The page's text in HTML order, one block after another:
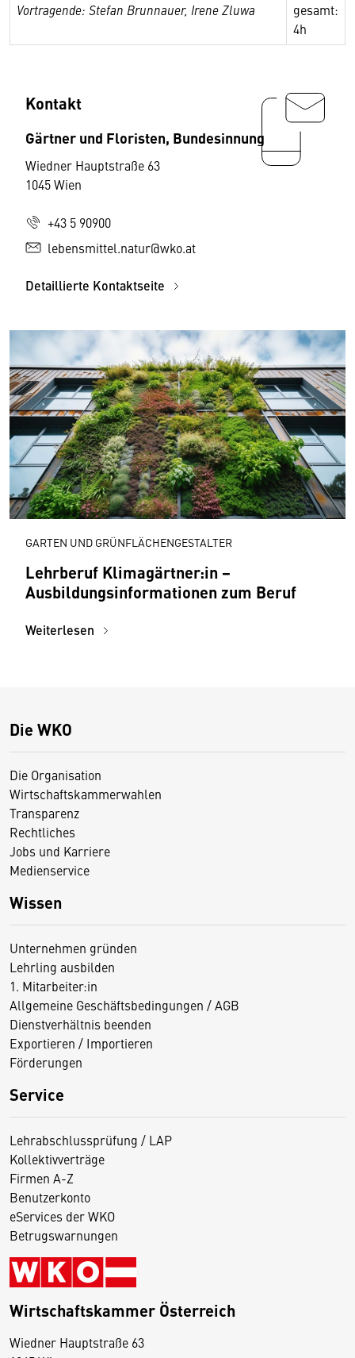
Vortragende: Stefan Brunnauer, Irene Zluwa
gesamt:
4h
Kontakt
Gärtner und Floristen, Bundesinnung
Wiedner Hauptstraße 63
1045 Wien
+43 5 90900
lebensmittel.natur@wko.at
Detaillierte Kontaktseite
GARTEN UND GRÜNFLÄCHENGESTALTER
Lehrberuf Klimagärtner:in −
Ausbildungs­informationen zum Beruf
Weiterlesen
Die WKO
Die Organisation
Wirtschaftskammerwahlen
Transparenz
Rechtliches
Jobs und Karriere
Medienservice
Wissen
Unternehmen gründen
Lehrling ausbilden
1. Mitarbeiter:in
Allgemeine Geschäftsbedingungen / AGB
Dienstverhältnis beenden
Exportieren / Importieren
Förderungen
Service
Lehrabschlussprüfung / LAP
Kollektivverträge
Firmen A-Z
Benutzerkonto
eServices der WKO
Betrugswarnungen
Wirtschaftskammer Österreich
Wiedner Hauptstraße 63
D